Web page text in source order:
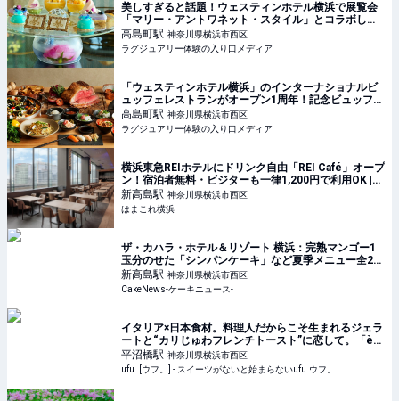
美しすぎると話題！ウェスティンホテル横浜で展覧会
「マリー・アントワネット・スタイル」とコラボした
アフタヌーンティーが開催中【実食レポート】
高島町駅 神奈川県横浜市西区
ラグジュアリー体験の入り口メディア
「ウェスティンホテル横浜」のインターナショナルビ
ュッフェレストランがオープン1周年！記念ビュッフェ
を堪能
高島町駅 神奈川県横浜市西区
ラグジュアリー体験の入り口メディア
横浜東急REIホテルにドリンク自由「REI Café」オープ
ン！宿泊者無料・ビジターも一律1,200円で利用OK |
はまこれ横浜
新高島駅 神奈川県横浜市西区
はまこれ横浜
ザ・カハラ・ホテル＆リゾート 横浜：完熟マンゴー1
玉分のせた「シンパンケーキ」など夏季メニュー全2
種、6月1日より4ヵ月展開
新高島駅 神奈川県横浜市西区
CakeNews-ケーキニュース-
イタリア×日本食材。料理人だからこそ生まれるジェラ
ートと“カリじゅわフレンチトースト”に恋して。「è
più（エピュウ）」（横浜） - ufu. [ウフ。]
平沼橋駅 神奈川県横浜市西区
ufu. [ウフ。] - スイーツがないと始まらないufu.ウフ。